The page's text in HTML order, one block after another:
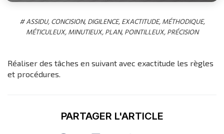
#ASSIDU,CONCISION,DIGILENCE,EXACTITUDE,MÉTHODIQUE,
MÉTICULEUX,MINUTIEUX,PLAN,POINTILLEUX,PRÉCISION
Réaliser des tâches en suivant avec exactitude les règles
et procédures.
PARTAGER L'ARTICLE